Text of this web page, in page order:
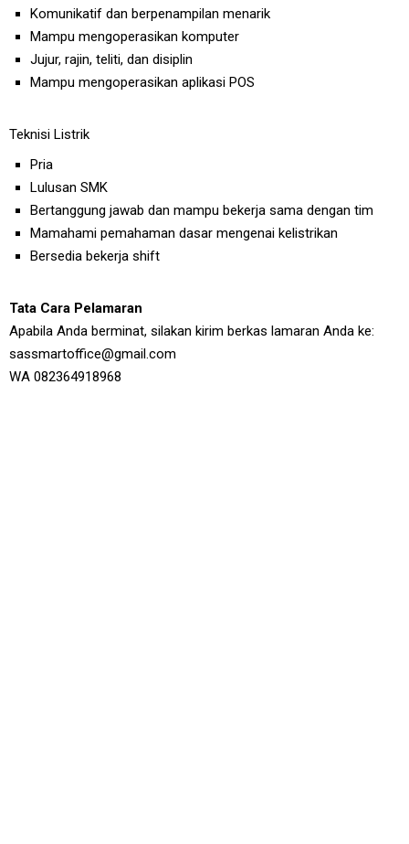
Komunikatif dan berpenampilan menarik
Mampu mengoperasikan komputer
Jujur, rajin, teliti, dan disiplin
Mampu mengoperasikan aplikasi POS
Teknisi Listrik
Pria
Lulusan SMK
Bertanggung jawab dan mampu bekerja sama dengan tim
Mamahami pemahaman dasar mengenai kelistrikan
Bersedia bekerja shift
Tata Cara Pelamaran
Apabila Anda berminat, silakan kirim berkas lamaran Anda ke:
sassmartoffice@gmail.com
WA 082364918968